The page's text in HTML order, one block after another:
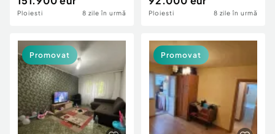
Ploiesti 8 zile în urmă Ploiesti 8 zile în urmă
Promovat Promovat